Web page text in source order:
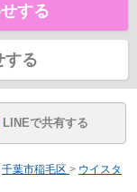
する
する
LINEで共有する
千葉市稲毛区 > ウイスタ